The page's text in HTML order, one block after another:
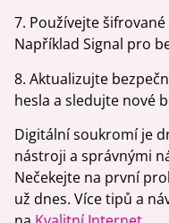
7. Používejte
Například Signal pro
8. Aktualizujte
hesla a sledujte nové
Digitální soukromí je
nástroji a správnými
Nečekejte na první
už dnes. Více tipů a